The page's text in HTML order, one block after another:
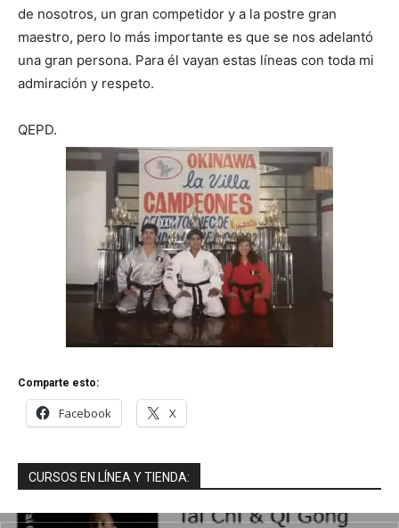
de nosotros, un gran competidor y a la postre gran
maestro, pero lo más importante es que se nos adelantó
una gran persona. Para él vayan estas líneas con toda mi
admiración y respeto.
QEPD.
Comparte esto:
Facebook X
CURSOS EN LÍNEA Y TIENDA: